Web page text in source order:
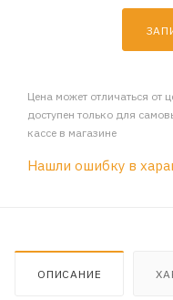
Цена может отличаться от
доступен только для
кассе в магазине
Нашли ошибку в
ОПИСАНИЕ